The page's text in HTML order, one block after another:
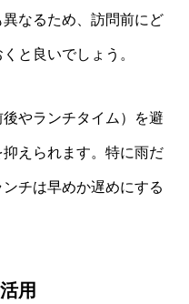
なるため、訪問前にど
と良いでしょう。
やランチタイム）を避
えられます。特に雨だ
チは早めか遅めにする
用